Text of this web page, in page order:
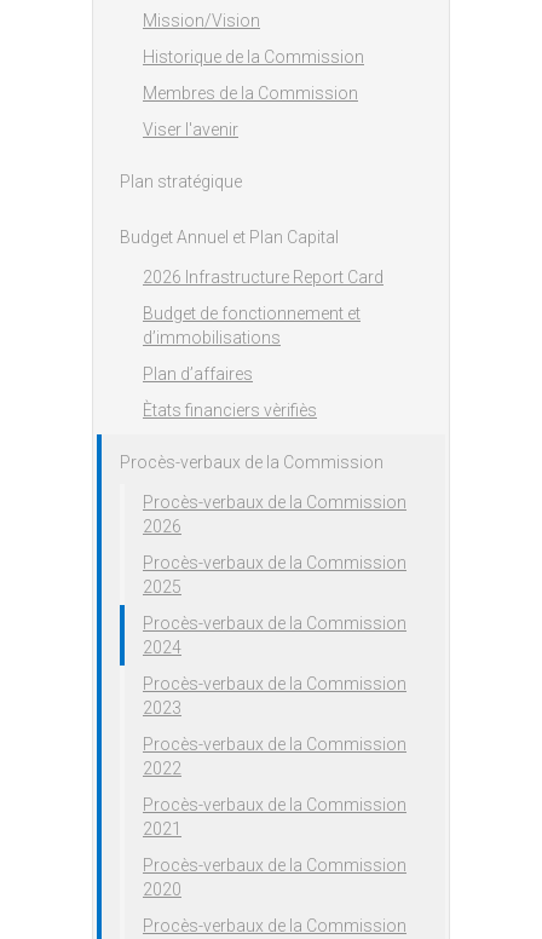
Mission/Vision
Historique de la Commission
Membres de la Commission
Viser l'avenir
Plan stratégique
Budget Annuel et Plan Capital
2026 Infrastructure Report Card
Budget de fonctionnement et
d’immobilisations
Plan d’affaires
Ètats financiers vèrifiès
Procès-verbaux de la Commission
Procès-verbaux de la Commission
2026
Procès-verbaux de la Commission
2025
Procès-verbaux de la Commission
2024
Procès-verbaux de la Commission
2023
Procès-verbaux de la Commission
2022
Procès-verbaux de la Commission
2021
Procès-verbaux de la Commission
2020
Procès-verbaux de la Commission